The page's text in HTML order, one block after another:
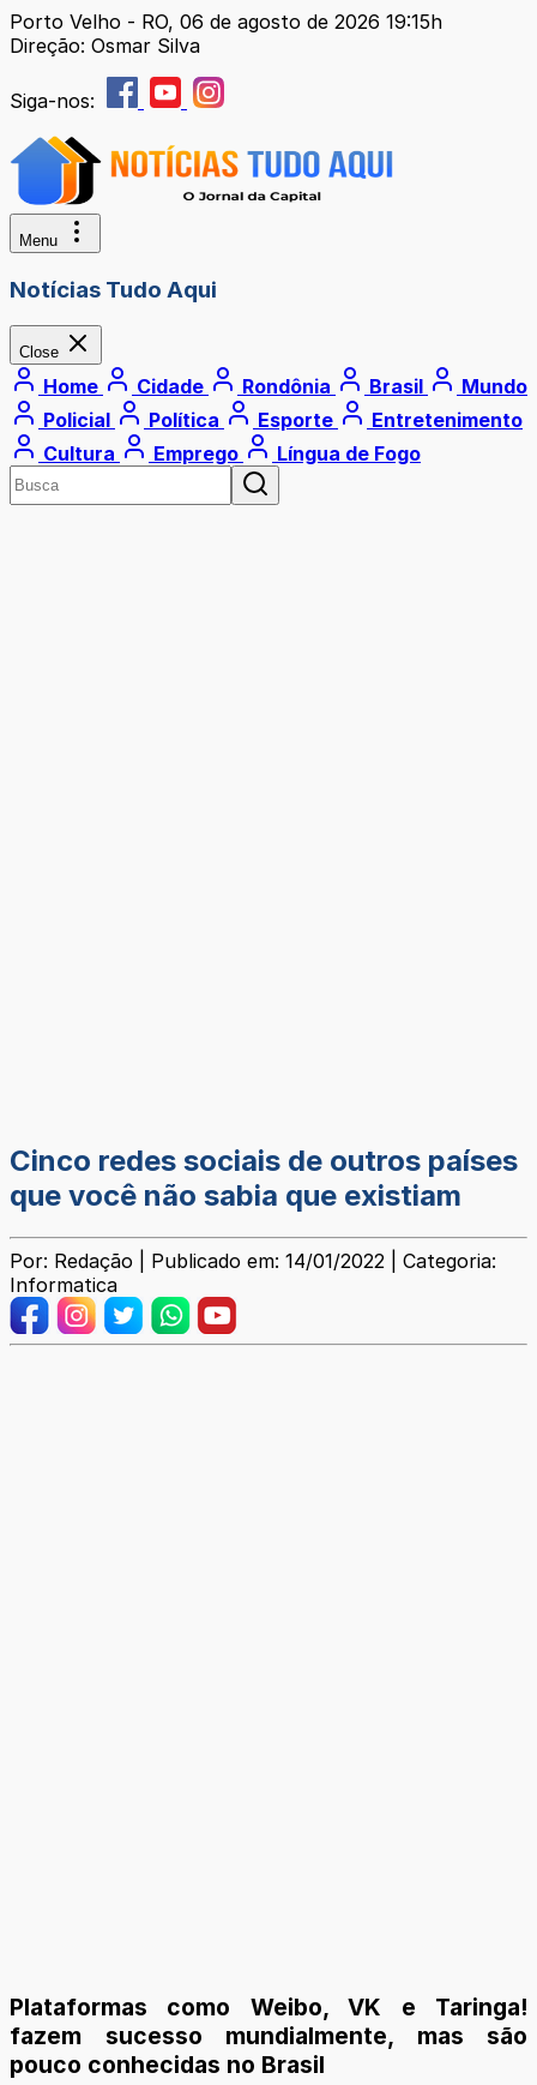
Porto Velho - RO, 06 de agosto de 2026 19:15h
Direção: Osmar Silva
Siga-nos:
Menu
Notícias Tudo Aqui
Close
Home Cidade Rondônia Brasil
Mundo
Policial
Política Esporte
Entretenimento
Cultura
Emprego Língua de Fogo
Cinco redes sociais de outros países
que você não sabia que existiam
Por: Redação | Publicado em: 14/01/2022 | Categoria:
Informatica
Plataformas como Weibo, VK e Taringa!
fazem sucesso mundialmente, mas são
pouco conhecidas no Brasil